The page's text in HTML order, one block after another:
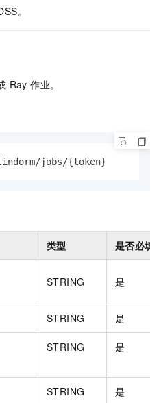
。
Ray 作业。
jobs/{token}
类型 是否必填
STRING 是
STRING 是
STRING 是
STRING 是